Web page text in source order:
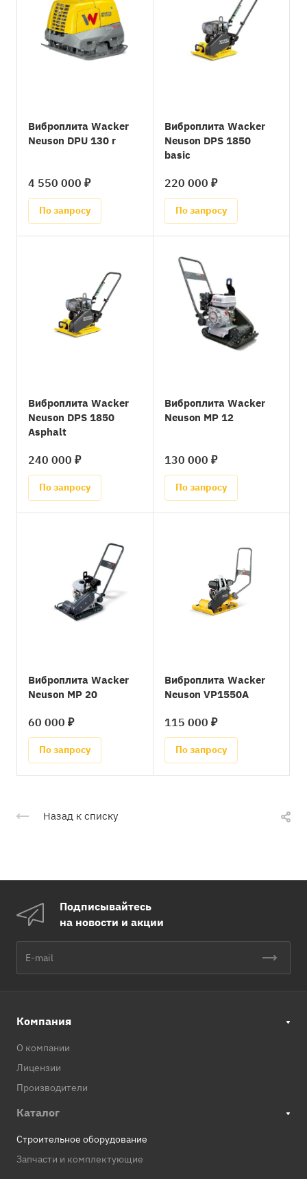
Виброплита Wacker
Neuson DPU 130 r
4 550 000 ₽
По запросу
Виброплита Wacker
Neuson DPS 1850
basic
220 000 ₽
По запросу
Виброплита Wacker
Neuson DPS 1850
Asphalt
240 000 ₽
По запросу
Виброплита Wacker
Neuson MP 12
130 000 ₽
По запросу
Виброплита Wacker
Neuson MP 20
60 000 ₽
По запросу
Виброплита Wacker
Neuson VP1550A
115 000 ₽
По запросу
Назад к списку
Подписывайтесь
на новости и акции
Компания
О компании
Лицензии
Производители
Каталог
Строительное оборудование
Запчасти и комплектующие